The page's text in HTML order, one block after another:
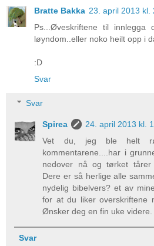
Bratte Bakka 23. april 2013 kl.
Ps...Øveskriftene til innlegga
løyndom..eller noko heilt opp i
:D
Svar
Svar
Spirea
24. april 2013 kl.
Vet du, jeg ble helt
kommentarene....har i
nedover nå og tørket tårer
Dere er så herlige alle
nydelig bibelvers? et av
for at du liker overskriftene
Ønsker deg en fin uke videre.
Svar